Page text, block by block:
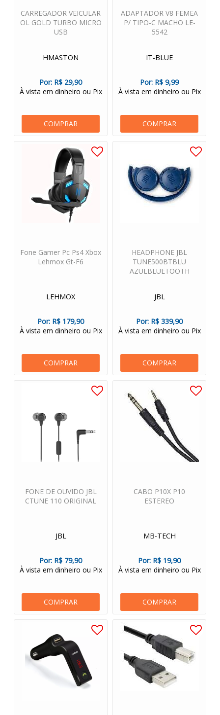
CARREGADOR VEICULAR
OL GOLD TURBO MICRO
USB
HMASTON
Por: R$ 29,90
À vista em dinheiro ou Pix
COMPRAR
ADAPTADOR V8 FEMEA
P/ TIPO-C MACHO LE-
5542
IT-BLUE
Por: R$ 9,99
À vista em dinheiro ou Pix
COMPRAR
Fone Gamer Pc Ps4 Xbox
Lehmox Gt-F6
LEHMOX
Por: R$ 179,90
À vista em dinheiro ou Pix
COMPRAR
HEADPHONE JBL
TUNE500BTBLU
AZULBLUETOOTH
JBL
Por: R$ 339,90
À vista em dinheiro ou Pix
COMPRAR
FONE DE OUVIDO JBL
CTUNE 110 ORIGINAL
JBL
Por: R$ 79,90
À vista em dinheiro ou Pix
COMPRAR
CABO P10X P10
ESTEREO
MB-TECH
Por: R$ 19,90
À vista em dinheiro ou Pix
COMPRAR